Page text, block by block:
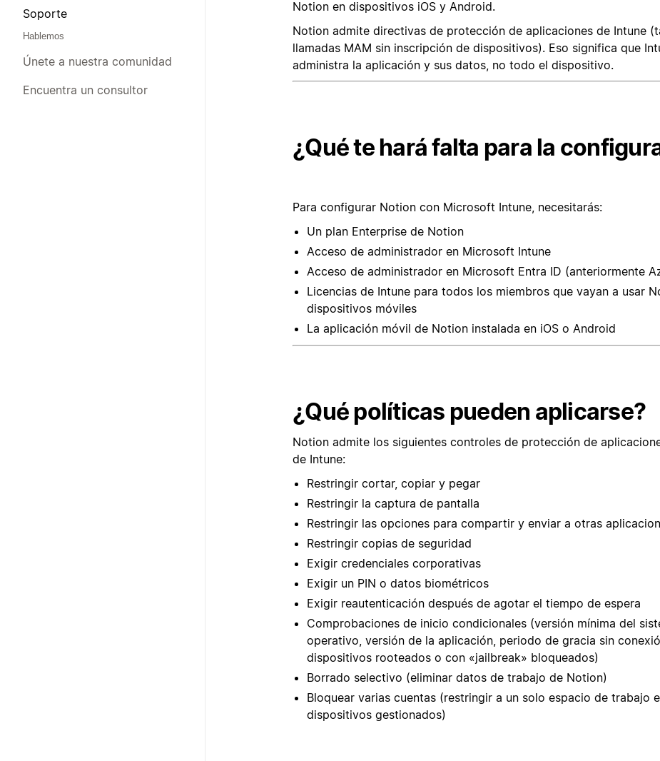
Soporte
Hablemos
Únete a nuestra comunidad
Encuentra un consultor
Notion en dispositivos iOS y Android.
Notion admite directivas de protección de aplicaciones de Intune
llamadas MAM sin inscripción de dispositivos). Eso significa que
administra la aplicación y sus datos, no todo el dispositivo.
¿Qué te hará falta para la
Para configurar Notion con Microsoft Intune, necesitarás:
Un plan Enterprise de Notion
Acceso de administrador en Microsoft Intune
Acceso de administrador en Microsoft Entra ID (anteriormente
Licencias de Intune para todos los miembros que vayan a usar
dispositivos móviles
La aplicación móvil de Notion instalada en iOS o Android
¿Qué políticas pueden aplicarse?
Notion admite los siguientes controles de protección de
de Intune:
Restringir cortar, copiar y pegar
Restringir la captura de pantalla
Restringir las opciones para compartir y enviar a otras
Restringir copias de seguridad
Exigir credenciales corporativas
Exigir un PIN o datos biométricos
Exigir reautenticación después de agotar el tiempo de espera
Comprobaciones de inicio condicionales (versión mínima del
operativo, versión de la aplicación, periodo de gracia sin
dispositivos rooteados o con «jailbreak» bloqueados)
Borrado selectivo (eliminar datos de trabajo de Notion)
Bloquear varias cuentas (restringir a un solo espacio de trabajo
dispositivos gestionados)